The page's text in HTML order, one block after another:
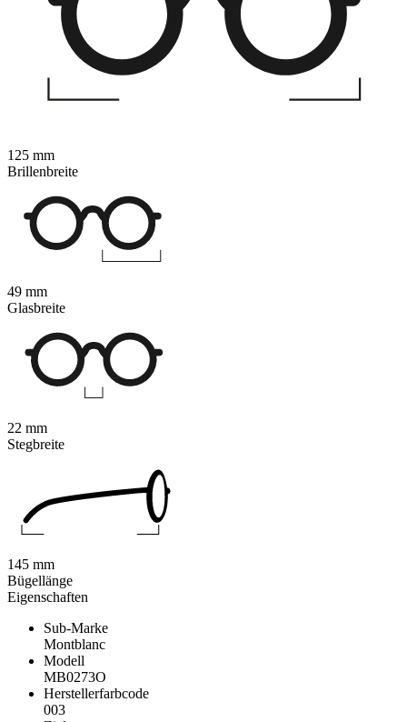
Eigenschaften
Sub-Marke
Montblanc
Modell
MB0273O
Herstellerfarbcode
003
125 mm
Brillenbreite
49 mm
Glasbreite
22 mm
Stegbreite
145 mm
Bügellänge